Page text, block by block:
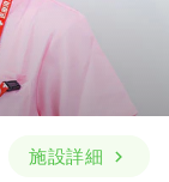
施設詳細